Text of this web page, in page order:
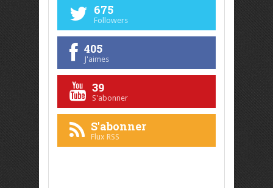
675
Followers
405
J'aimes
39
S'abonner
S'abonner
Flux RSS